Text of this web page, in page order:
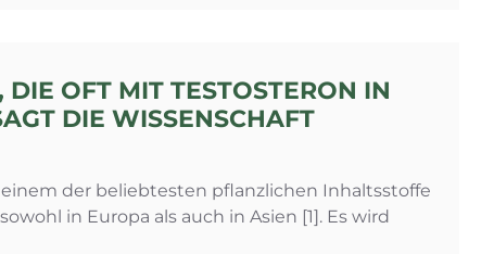
OFT MIT TESTOSTERON IN
DIE WISSENSCHAFT
der beliebtesten pflanzlichen Inhaltsstoffe
in Europa als auch in Asien [1]. Es wird